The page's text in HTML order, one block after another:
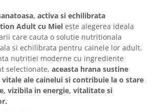
activa si echilibrata
Adult cu Miel este alegerea ideala
care cauta o solutie nutritionala
si echilibrata pentru cainele lor adult.
nutritiei moderne cu ingrediente
selectionate, aceasta hrana sustine
ale cainelui si contribuie la o stare
vizibila in energie, vitalitate si